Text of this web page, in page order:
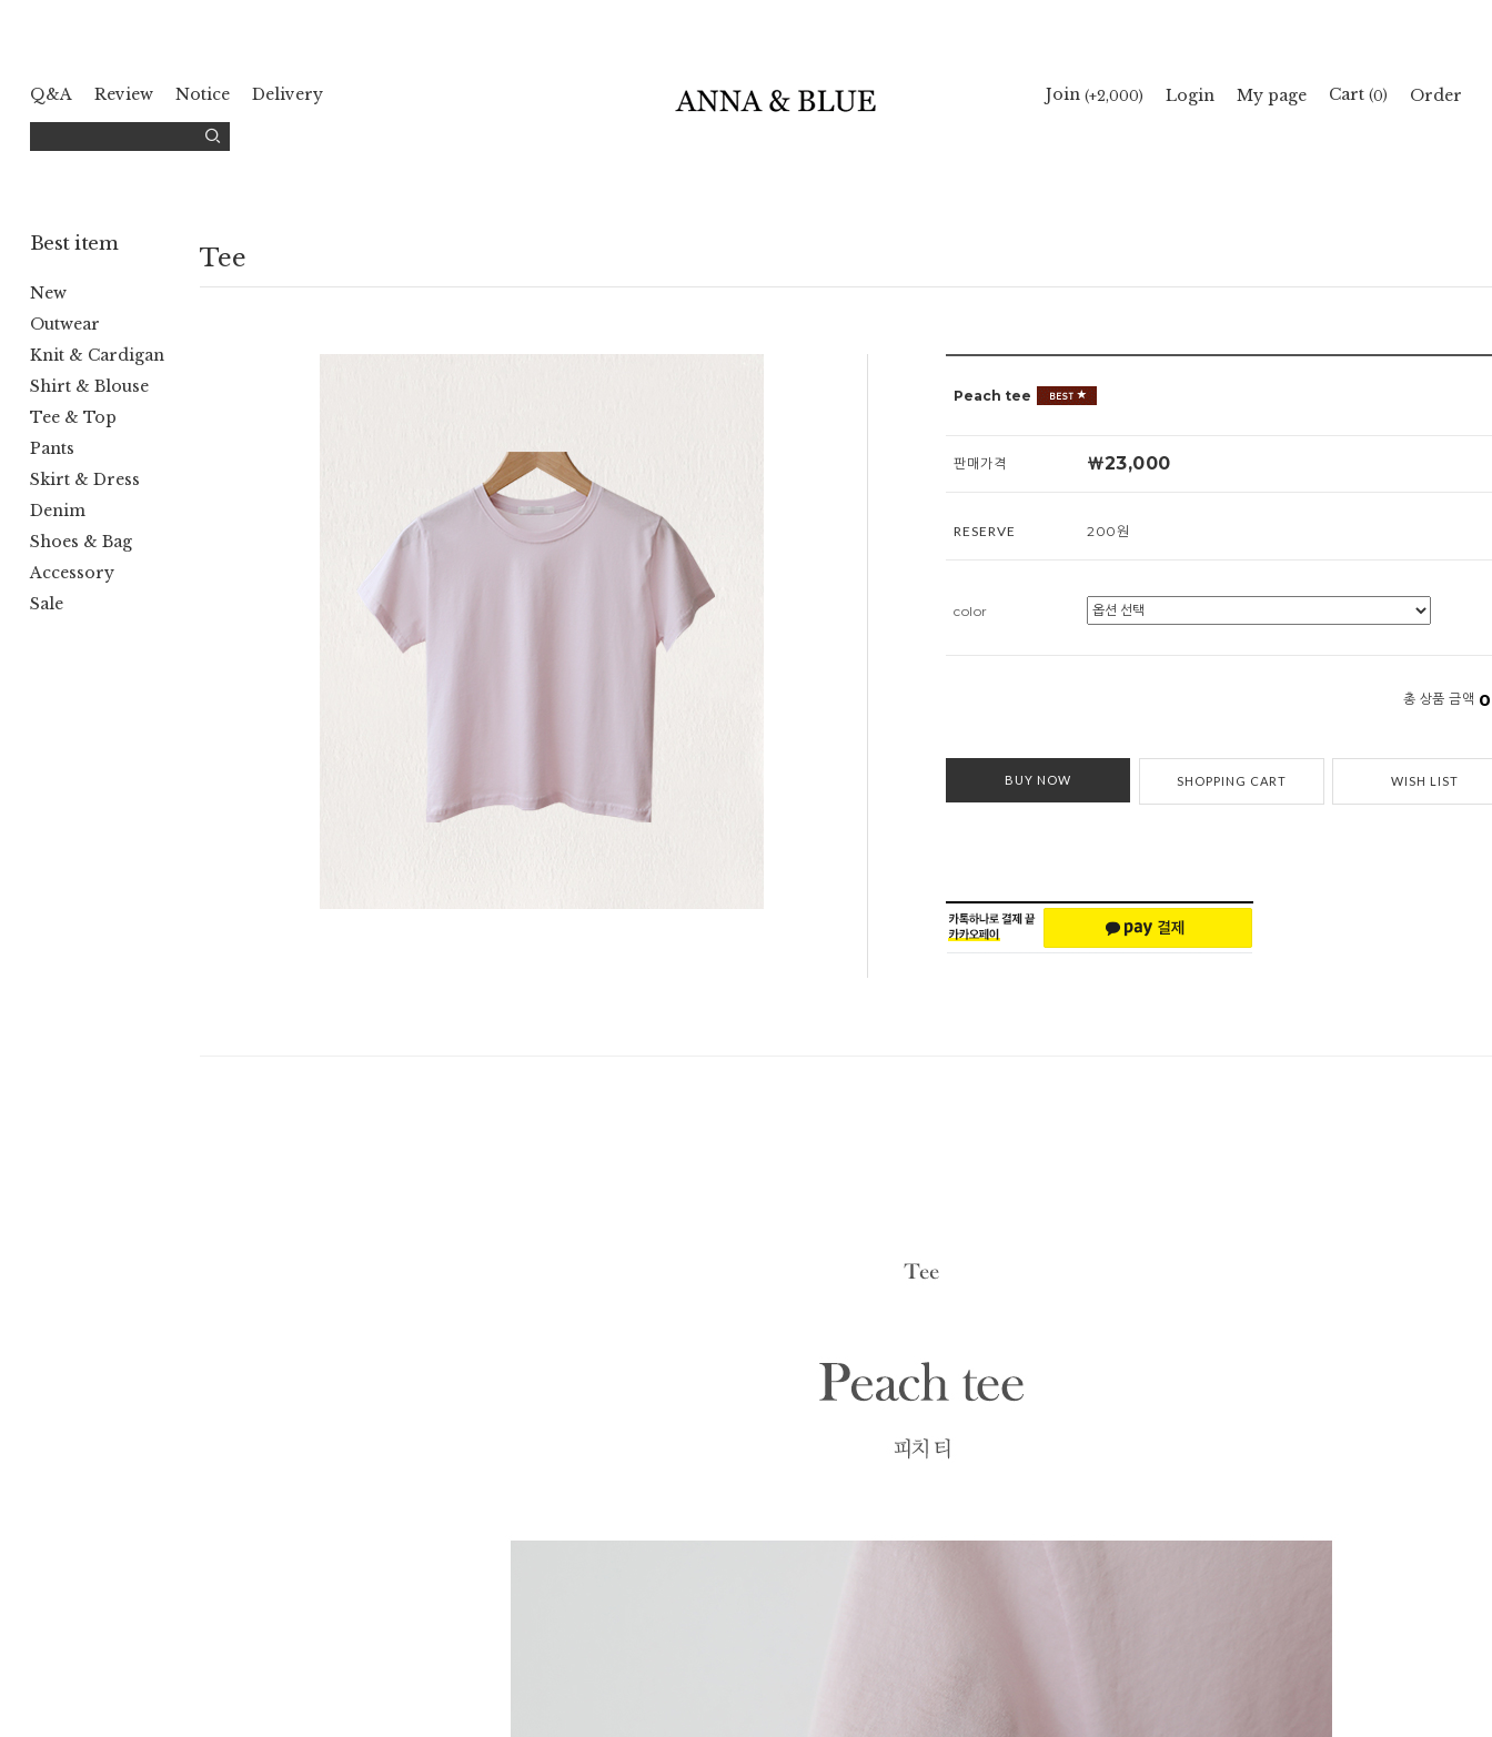
Q&A Review Notice Delivery Join(+2,000) Login My page Cart(0) Order
Best item
New
Outwear
Knit & Cardigan
Shirt & Blouse
Tee & Top
Pants
Skirt & Dress
Denim
Shoes & Bag
Accessory
Sale
Tee
Peach tee
판매가격 ￦23,000
RESERVE 200원
color
총 상품 금액 0
BUY NOW SHOPPING CART WISH LIST